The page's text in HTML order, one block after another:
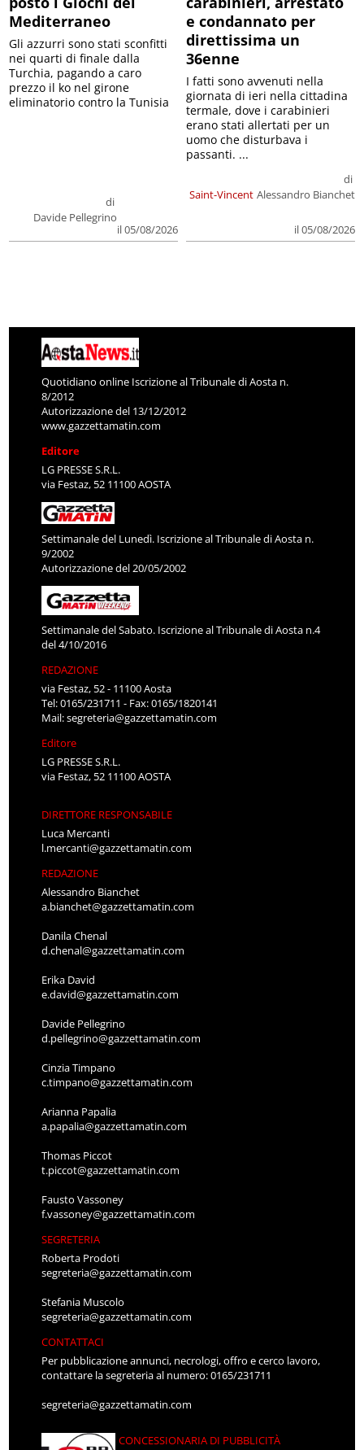
Mediterraneo
di
Davide Pellegrino
il 05/08/2026
Gli azzurri sono stati sconfitti
nei quarti di finale dalla
Turchia, pagando a caro
prezzo il ko nel girone
eliminatorio contro la Tunisia
e condannato per
direttissima un
36enne
Saint-Vincent
di
Alessandro Bianchet
il 05/08/2026
I fatti sono avvenuti nella
giornata di ieri nella cittadina
termale, dove i carabinieri
erano stati allertati per un
uomo che disturbava i
passanti. ...
Quotidiano online Iscrizione al Tribunale di Aosta n.
8/2012
Autorizzazione del 13/12/2012
www.gazzettamatin.com
Editore
LG PRESSE S.R.L.
via Festaz, 52 11100 AOSTA
Settimanale del Lunedì. Iscrizione al Tribunale di Aosta n.
9/2002
Autorizzazione del 20/05/2002
Settimanale del Sabato. Iscrizione al Tribunale di Aosta n.4
del 4/10/2016
REDAZIONE
via Festaz, 52 - 11100 Aosta
Tel: 0165/231711 - Fax: 0165/1820141
Mail:segreteria@gazzettamatin.com
Editore
LG PRESSE S.R.L.
via Festaz, 52 11100 AOSTA
DIRETTORE RESPONSABILE
Luca Mercanti
l.mercanti@gazzettamatin.com
REDAZIONE
Alessandro Bianchet
a.bianchet@gazzettamatin.com
Danila Chenal
d.chenal@gazzettamatin.com
Erika David
e.david@gazzettamatin.com
Davide Pellegrino
d.pellegrino@gazzettamatin.com
Cinzia Timpano
c.timpano@gazzettamatin.com
Arianna Papalia
a.papalia@gazzettamatin.com
Thomas Piccot
t.piccot@gazzettamatin.com
Fausto Vassoney
f.vassoney@gazzettamatin.com
SEGRETERIA
Roberta Prodoti
segreteria@gazzettamatin.com
Stefania Muscolo
segreteria@gazzettamatin.com
CONTATTACI
Per pubblicazione annunci, necrologi, offro e cerco lavoro,
contattare la segreteria al numero: 0165/231711
segreteria@gazzettamatin.com
CONCESSIONARIA DI PUBBLICITÀ